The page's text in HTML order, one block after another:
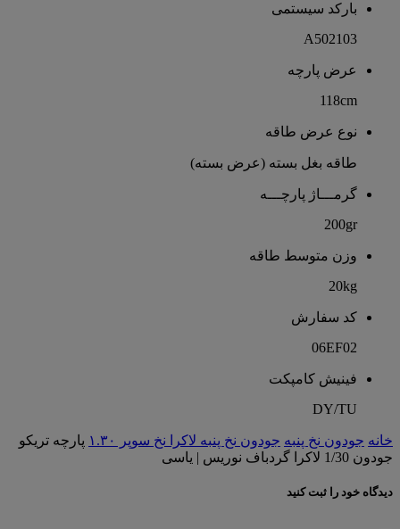
بارکد سیستمی
A502103
عرض پارچه
118cm
نوع عرض طاقه
طاقه بغل بسته (عرض بسته)
گرمـــاژ پارچـــه
200gr
وزن متوسط طاقه
20kg
کد سفارش
06EF02
فینیش کامپکت
DY/TU
خانه جودون نخ پنبه جودون نخ پنبه لاکرا نخ سوپر ۱.۳۰
پارچه تریکو
جودون 1/30 لاکرا گردباف نوریس | یاسی
دیدگاه خود را ثبت کنید